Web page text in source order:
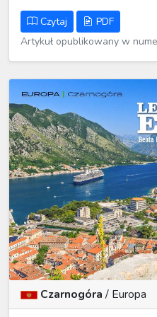
Czytaj
PDF
Artykuł opublikowany w
Czarnogóra/ Europa